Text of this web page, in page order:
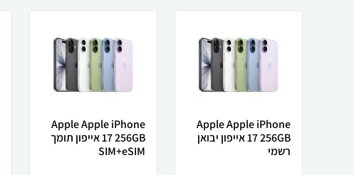
Apple Apple iPhone
17 256GB אייפון יבואן
רשמי
Apple Apple iPhone
17 256GB אייפון תומך
SIM+eSIM